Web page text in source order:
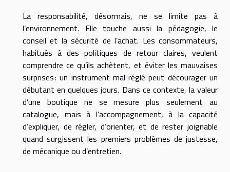
La responsabilité, désormais, ne se limite pas à
l’environnement. Elle touche aussi la pédagogie, le
conseil et la sécurité de l’achat. Les consommateurs,
habitués à des politiques de retour claires, veulent
comprendre ce qu’ils achètent, et éviter les mauvaises
surprises : un instrument mal réglé peut décourager un
débutant en quelques jours. Dans ce contexte, la valeur
d’une boutique ne se mesure plus seulement au
catalogue, mais à l’accompagnement, à la capacité
d’expliquer, de régler, d’orienter, et de rester joignable
quand surgissent les premiers problèmes de justesse,
de mécanique ou d’entretien.